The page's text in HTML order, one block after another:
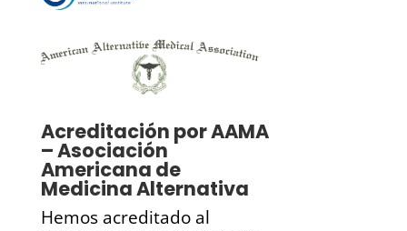
Acreditación por AAMA
– Asociación
Americana de
Medicina Alternativa
Hemos acreditado al